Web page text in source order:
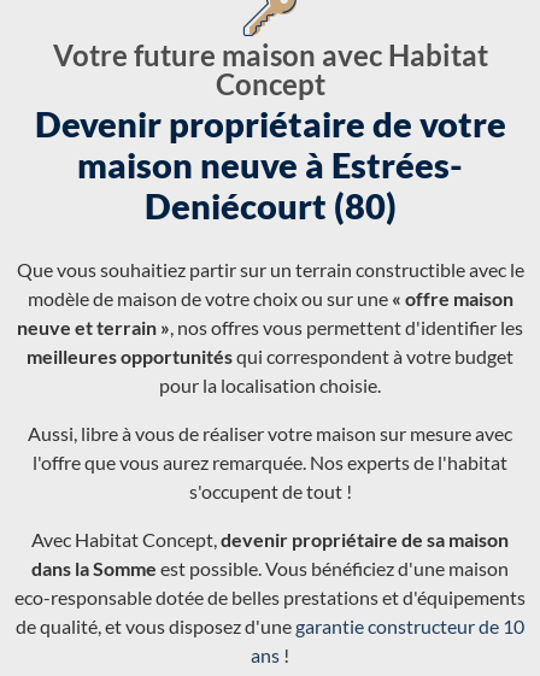
Votre future maison avec Habitat
Concept
Devenir propriétaire de votre
maison neuve à Estrées-
Deniécourt (80)
Que vous souhaitiez partir sur un terrain constructible avec le
modèle de maison de votre choix ou sur une « offre maison
neuve et terrain », nos offres vous permettent d'identifier les
meilleures opportunitésqui correspondent à votre budget
pour la localisation choisie.
Aussi, libre à vous de réaliser votre maison sur mesure avec
l'offre que vous aurez remarquée. Nos experts de l'habitat
s'occupent de tout !
Avec Habitat Concept,devenir propriétaire de sa maison
dans la Somme est possible. Vous bénéficiez d'une maison
eco-responsable dotée de belles prestations et d'équipements
de qualité, et vous disposez d'unegarantie constructeur de 10
ans !